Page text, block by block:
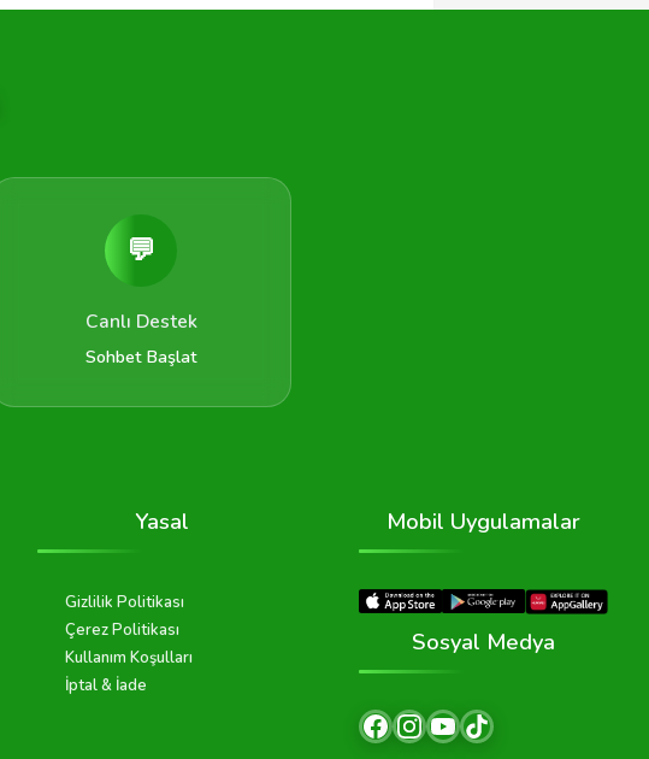
💬
Canlı Destek
Sohbet Başlat
Yasal
Gizlilik Politikası
Çerez Politikası
Kullanım Koşulları
İptal & İade
Mobil Uygulamalar
Sosyal Medya